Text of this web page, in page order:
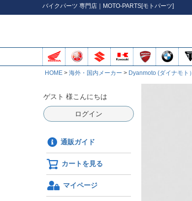
バイクパーツ 専門店｜MOTO-PARTS[モトパーツ]
HOME 海外・国内メーカー Dyanmoto (ダイナモト）
ゲスト 様こんにちは
ログイン
通販ガイド
カートを見る
マイページ